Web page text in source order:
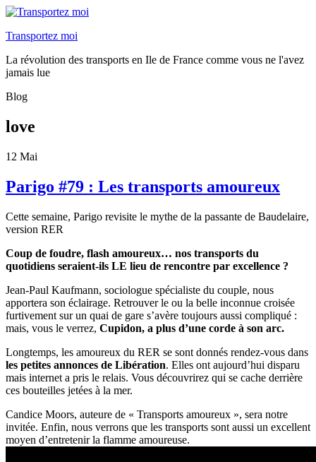
Transportez moi
La révolution des transports en Ile de France comme vous ne l'avez
jamais lue
Blog
love
12 Mai
Parigo #79 : Les transports amoureux
Cette semaine, Parigo revisite le mythe de la passante de Baudelaire,
version RER
Coup de foudre, flash amoureux… nos transports du
quotidiens seraient-ils LE lieu de rencontre par excellence ?
Jean-Paul Kaufmann, sociologue spécialiste du couple, nous
apportera son éclairage. Retrouver le ou la belle inconnue croisée
furtivement sur un quai de gare s’avère toujours aussi compliqué :
mais, vous le verrez, Cupidon, a plus d’une corde à son arc.
Longtemps, les amoureux du RER se sont donnés rendez-vous dans
les petites annonces de Libération. Elles ont aujourd’hui disparu
mais internet a pris le relais. Vous découvrirez qui se cache derrière
ces bouteilles jetées à la mer.
Candice Moors, auteure de « Transports amoureux », sera notre
invitée. Enfin, nous verrons que les transports sont aussi un excellent
moyen d’entretenir la flamme amoureuse.